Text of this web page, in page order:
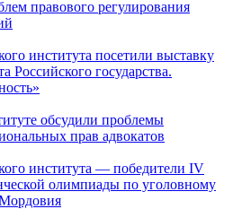
правового регулирования
института посетили выставку
Российского государства.
обсудили проблемы
прав адвокатов
института — победители IV
олимпиады по уголовному